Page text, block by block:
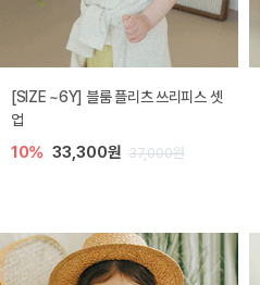
[SIZE ~6Y] 블룸 플리츠 쓰리피스 셋
업
10% 33,300원 37,000원